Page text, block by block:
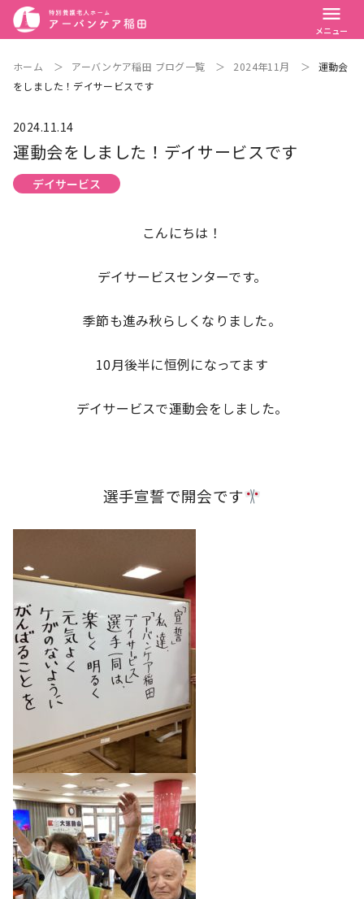
menu
メニュー
ホーム ＞ アーバンケア稲田 ブログ一覧 ＞ 2024年11月 ＞
運動会
をしました！デイサービスです
2024.11.14
運動会をしました！デイサービスです
デイサービス
こんにちは！
デイサービスセンターです。
季節も進み秋らしくなりました。
10月後半に恒例になってます
デイサービスで運動会をしました。
選手宣誓で開会です